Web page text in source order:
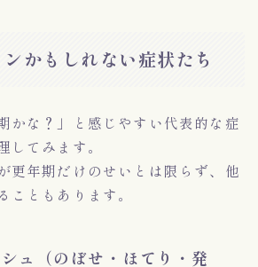
かもしれない症状たち
かな？」と感じやすい代表的な症
してみます。
更年期だけのせいとは限らず、他
こともあります。
ュ（のぼせ・ほてり・発